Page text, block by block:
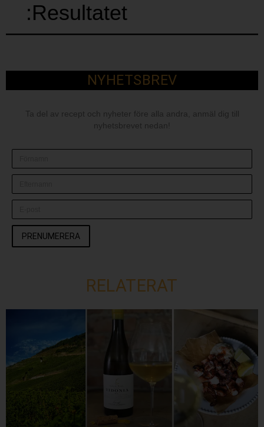
:Resultatet
NYHETSBREV
Ta del av recept och nyheter före alla andra, anmäl dig till
nyhetsbrevet nedan!
PRENUMERERA
RELATERAT